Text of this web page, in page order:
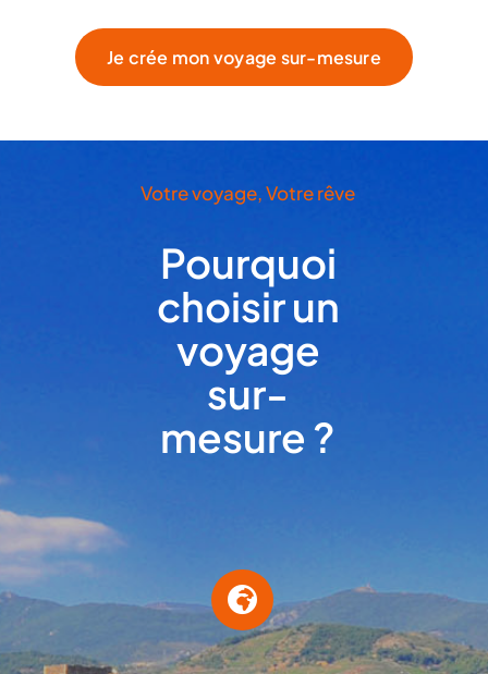
Je crée mon voyage sur-mesure
Votre voyage, Votre rêve
Pourquoi
choisir un
voyage
sur-
mesure ?